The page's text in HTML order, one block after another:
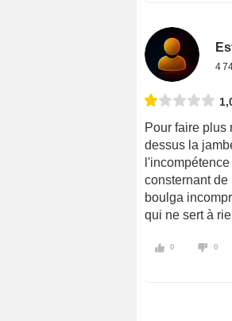
4
Pour faire plus
dessus la
consternant
boulga
qui ne sert à
0 0